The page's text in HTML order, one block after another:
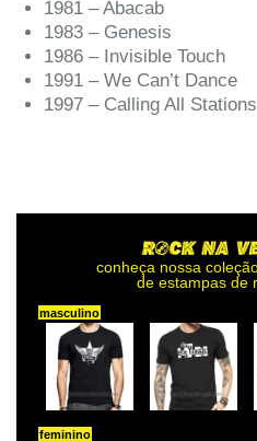
1981 – Abacab
1983 – Genesis
1986 – Invisible Touch
1991 – We Can’t Dance
1997 – Calling All Stations